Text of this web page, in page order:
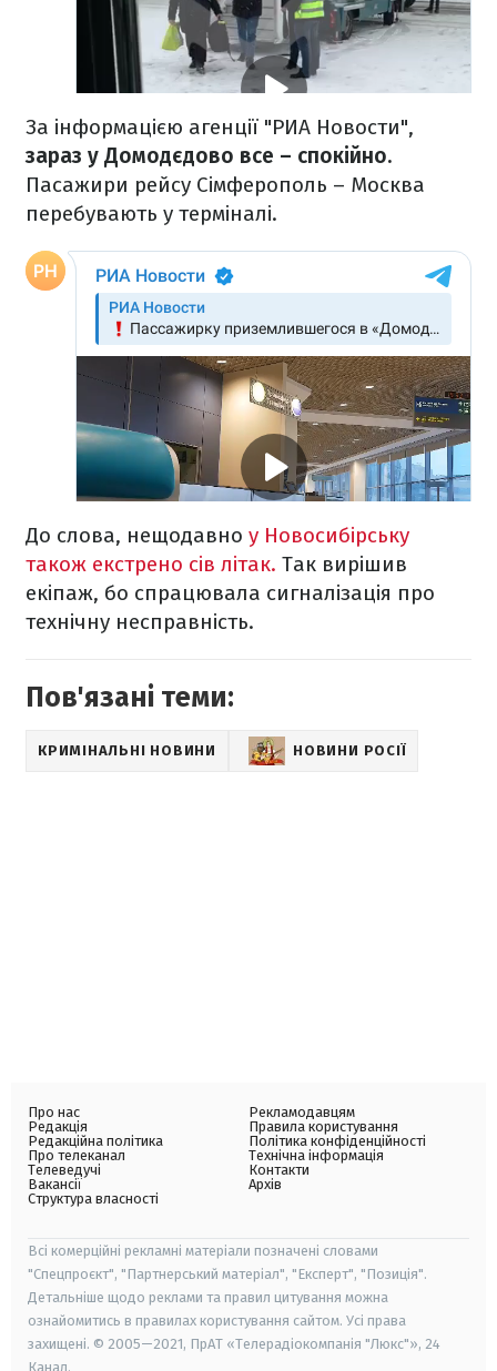
За інформацією агенції "РИА Новости",
зараз у Домодєдово все – спокійно.
Пасажири рейсу Сімферополь – Москва
перебувають у терміналі.
До слова, нещодавно у Новосибірську
також екстрено сів літак. Так вирішив
екіпаж, бо спрацювала сигналізація про
технічну несправність.
Пов'язані теми:
КРИМІНАЛЬНІ НОВИНИ НОВИНИ РОСІЇ
Про нас
Редакція
Редакційна політика
Про телеканал
Телеведучі
Вакансії
Структура власності
Рекламодавцям
Правила користування
Політика конфіденційності
Технічна інформація
Контакти
Архів
Всі комерційні рекламні матеріали позначені словами
"Спецпроєкт", "Партнерський матеріал", "Експерт", "Позиція".
Детальніше щодо реклами та правил цитування можна
ознайомитись в правилах користування сайтом. Усі права
захищені. © 2005—2021, ПрАТ «Телерадіокомпанія "Люкс"», 24
Канал.